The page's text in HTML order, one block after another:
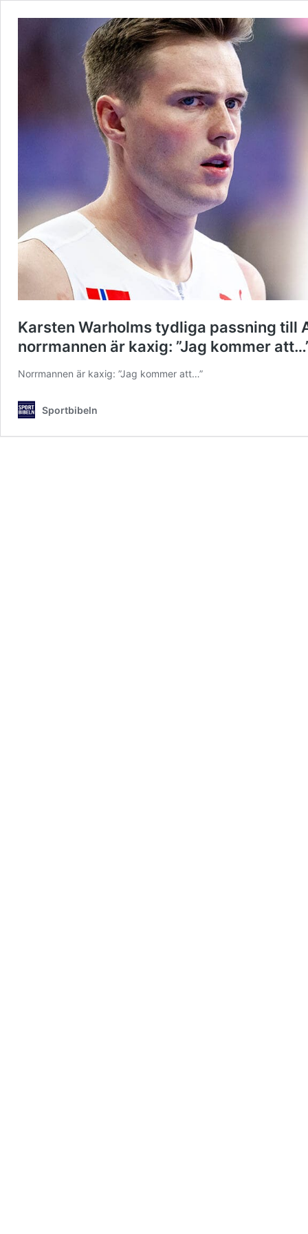
Karsten Warholms tydliga passning till
norrmannen är kaxig: ”Jag kommer
Norrmannen är kaxig: ”Jag kommer att…”
Sportbibeln